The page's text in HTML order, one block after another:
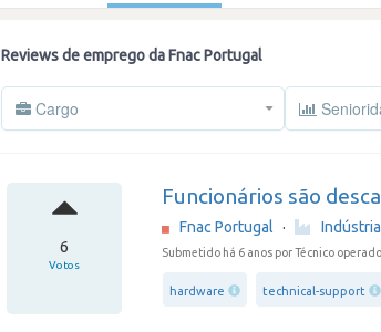
Reviews de emprego da Fnac Portugal
Cargo
6
Votos
Funcionários são
Fnac Portugal ·
Submetido há 6 anos por Técnico
hardware technical-support